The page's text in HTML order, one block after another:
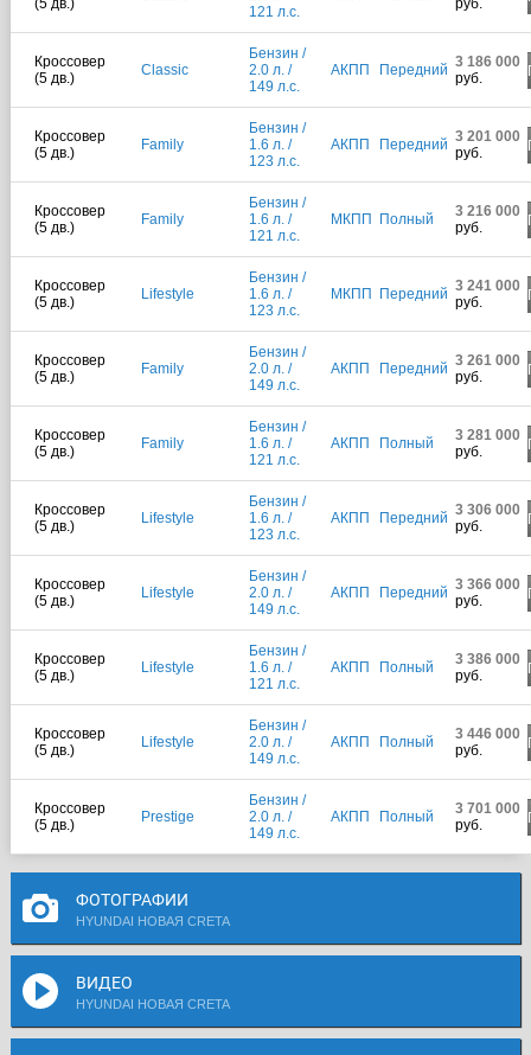
(5 дв.)
121 л.с.
руб.
Кроссовер
(5 дв.)
Classic
Бензин /
2.0 л. /
149 л.с.
АКПП Передний 3 186 000
руб.
Кроссовер
(5 дв.)
Family
Бензин /
1.6 л. /
123 л.с.
АКПП Передний 3 201 000
руб.
Кроссовер
(5 дв.)
Family
Бензин /
1.6 л. /
121 л.с.
МКПП Полный
3 216 000
руб.
Кроссовер
(5 дв.)
Lifestyle
Бензин /
1.6 л. /
123 л.с.
МКПП Передний 3 241 000
руб.
Кроссовер
(5 дв.)
Family
Бензин /
2.0 л. /
149 л.с.
АКПП Передний 3 261 000
руб.
Кроссовер
(5 дв.)
Family
Бензин /
1.6 л. /
121 л.с.
АКПП Полный
3 281 000
руб.
Кроссовер
(5 дв.)
Lifestyle
Бензин /
1.6 л. /
123 л.с.
АКПП Передний 3 306 000
руб.
Кроссовер
(5 дв.)
Lifestyle
Бензин /
2.0 л. /
149 л.с.
АКПП Передний 3 366 000
руб.
Кроссовер
(5 дв.)
Lifestyle
Бензин /
1.6 л. /
121 л.с.
АКПП Полный
3 386 000
руб.
Кроссовер
(5 дв.)
Lifestyle
Бензин /
2.0 л. /
149 л.с.
АКПП Полный
3 446 000
руб.
Кроссовер
(5 дв.)
Prestige
Бензин /
2.0 л. /
149 л.с.
АКПП Полный
3 701 000
руб.
ФОТОГРАФИИ
HYUNDAI НОВАЯ CRETA
ВИДЕО
HYUNDAI НОВАЯ CRETA